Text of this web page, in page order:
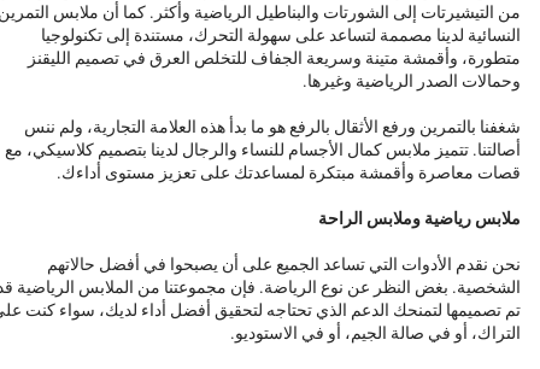
من التيشيرتات إلى الشورتات والبناطيل الرياضية وأكثر. كما أن ملابس
النسائية لدينا مصممة لتساعد على سهولة التحرك، مستندة إلى تكنولوجيا
متطورة، وأقمشة متينة وسريعة الجفاف للتخلص العرق في تصميم الليقنز
وحمالات الصدر الرياضية وغيرها.
شغفنا بالتمرين ورفع الأثقال بالرفع هو ما بدأ هذه العلامة التجارية، ولم ننس
أصالتنا. تتميز ملابس كمال الأجسام للنساء والرجال لدينا بتصميم كلاسيكي، مع
قصات معاصرة وأقمشة مبتكرة لمساعدتك على تعزيز مستوى أداءك.
ملابس رياضية وملابس الراحة
نحن نقدم الأدوات التي تساعد الجميع على أن يصبحوا في أفضل حالاتهم
الشخصية. بغض النظر عن نوع الرياضة. فإن مجموعتنا من الملابس الرياضية
تم تصميمها لتمنحك الدعم الذي تحتاجه لتحقيق أفضل أداء لديك، سواء كنت
التراك، أو في صالة الجيم، أو في الاستوديو.